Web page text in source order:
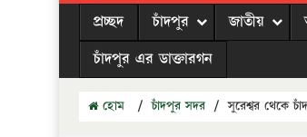
প্রচ্ছদ চাঁদপুর জাতীয়
চাঁদপুর এর ডাক্তারগন
হোম / চাঁদপুর সদর / সুরেশ্বর থেকে